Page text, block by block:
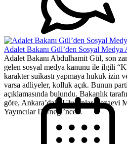
Adalet Bakanı Gül’den Sosyal Medya
Adalet Bakanı Abdulhamit Gül, son
gelen sosyal medya kanunu ile ilgili
karakter suikastı yapmaya hukuk izin
varsa adliyeler, kolluk açık. Bunun
açıklamasında bulundu. Bakanlık
göre, Ankara’daki Ulucanlar Cezaevi
Yayıncılar Derneği’nce...